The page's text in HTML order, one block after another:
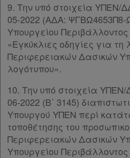
9. Την υπό στοιχεία ΥΠΕΝ/
05-2022 (ΑΔΑ: ΨΓΒΩ4653Π8-
Υπουργείου
«Εγκύκλιες οδηγίες για τη
Περιφερειακών Δασικών
λογότυπου».
10. Την υπό στοιχεία
06-2022 (Β΄ 3145)
Υπουργού ΥΠΕΝ περί
τοποθέτησης του
Περιφερειακών Δασικών
Υπουργείου